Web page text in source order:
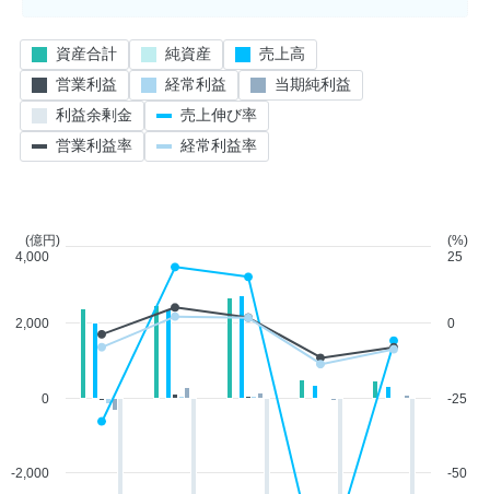
-2,000
0
2,000
(億円)
4,000
-50
-25
0
(%)
25
資産合計 純資産
売上高
営業利益
経常利益
当期純利益
利益余剰金
売上伸び率
営業利益率
経常利益率